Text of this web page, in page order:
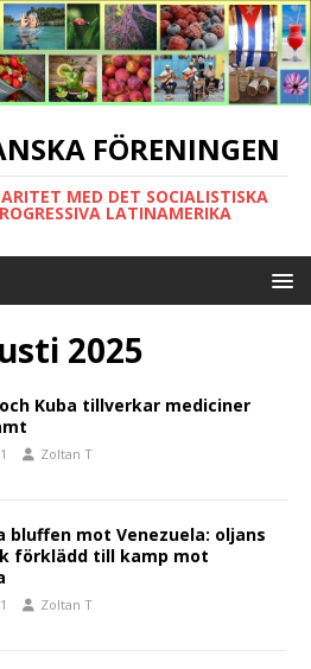
FÖRENINGEN
MED DET SOCIALISTISKA
LATINAMERIKA
2025
Kuba tillverkar mediciner
Zoltan T
bluffen mot Venezuela: oljans
förklädd till kamp mot
Zoltan T